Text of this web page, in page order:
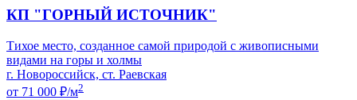
КП "ГОРНЫЙ ИСТОЧНИК"
Тихое место, созданное самой природой с живописными
видами на горы и холмы
г. Новороссийск, ст. Раевская
от 71 000 ₽/м2